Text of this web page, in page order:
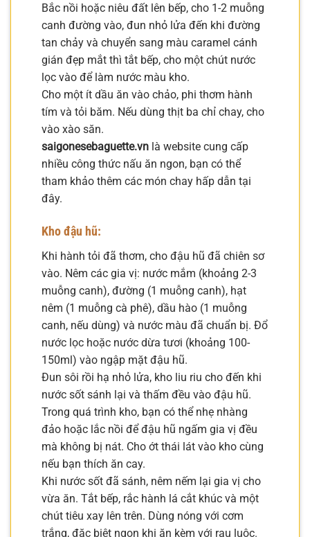
Bắc nồi hoặc niêu đất lên bếp, cho 1-2 muỗng
canh đường vào, đun nhỏ lửa đến khi đường
tan chảy và chuyển sang màu caramel cánh
gián đẹp mắt thì tắt bếp, cho một chút nước
lọc vào để làm nước màu kho.
Cho một ít dầu ăn vào chảo, phi thơm hành
tím và tỏi băm. Nếu dùng thịt ba chỉ chay, cho
vào xào săn.
saigonesebaguette.vn là website cung cấp
nhiều công thức nấu ăn ngon, bạn có thể
tham khảo thêm các món chay hấp dẫn tại
đây.
Kho đậu hũ:
Khi hành tỏi đã thơm, cho đậu hũ đã chiên sơ
vào. Nêm các gia vị: nước mắm (khoảng 2-3
muỗng canh), đường (1 muỗng canh), hạt
nêm (1 muỗng cà phê), dầu hào (1 muỗng
canh, nếu dùng) và nước màu đã chuẩn bị. Đổ
nước lọc hoặc nước dừa tươi (khoảng 100-
150ml) vào ngập mặt đậu hũ.
Đun sôi rồi hạ nhỏ lửa, kho liu riu cho đến khi
nước sốt sánh lại và thấm đều vào đậu hũ.
Trong quá trình kho, bạn có thể nhẹ nhàng
đảo hoặc lắc nồi để đậu hũ ngấm gia vị đều
mà không bị nát. Cho ớt thái lát vào kho cùng
nếu bạn thích ăn cay.
Khi nước sốt đã sánh, nêm nếm lại gia vị cho
vừa ăn. Tắt bếp, rắc hành lá cắt khúc và một
chút tiêu xay lên trên. Dùng nóng với cơm
trắng, đặc biệt ngon khi ăn kèm với rau luộc.